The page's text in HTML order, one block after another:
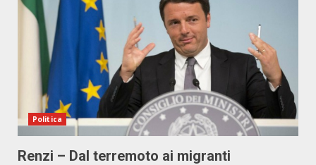
Politica
Renzi – Dal terremoto ai migranti